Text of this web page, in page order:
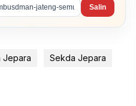
Salin
Jepara Sekda Jepara